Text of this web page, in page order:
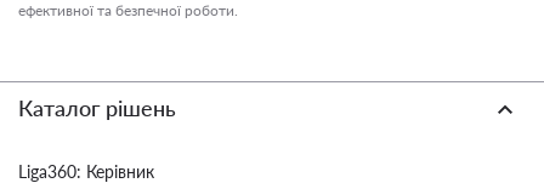
ефективної та безпечної роботи.
Каталог рішень
Liga360: Керівник